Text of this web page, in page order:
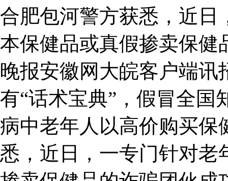
合肥包河警方获悉，近日
本保健品或真假掺卖保健
晚报安徽网大皖客户端
有“话术宝典”，假冒全国
病中老年人以高价购买
悉，近日，一专门针对老